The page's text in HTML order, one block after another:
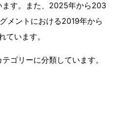
ます。また、2025年から203
メントにおける2019年から
います。
ゴリーに分類しています。